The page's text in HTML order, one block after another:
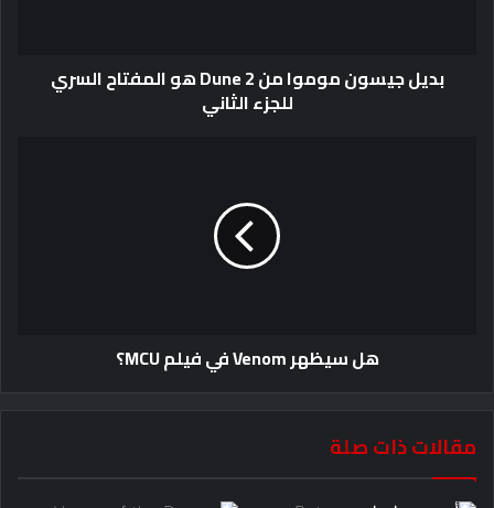
بديل جيسون موموا من Dune 2 هو المفتاح السري
للجزء الثاني
هل سيظهر Venom في فيلم MCU؟
مقالات ذات صلة